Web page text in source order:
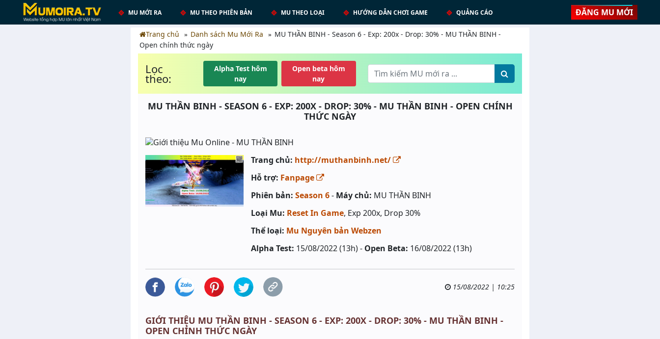
MU MỚI RA MU THEO PHIÊN BẢN MU THEO LOẠI HƯỚNG DẪN CHƠI GAME QUẢNG CÁO ĐĂNG MU MỚI
Trang chủ Danh sách Mu Mới Ra
MU THẦN BINH - Season 6 - Exp: 200x - Drop: 30% - MU THẦN BINH -
Open chính thức ngày
Lọc
theo:
Alpha Test hôm
nay
Open beta hôm
nay
MU THẦN BINH - SEASON 6 - EXP: 200X - DROP: 30% - MU THẦN BINH - OPEN CHÍNH
THỨC NGÀY
Trang chủ: http://muthanbinh.net/
Hỗ trợ: Fanpage
Phiên bản: Season 6- Máy chủ: MU THẦN BINH
Loại Mu: Reset In Game, Exp 200x, Drop 30%
Thể loại: Mu Nguyên bản Webzen
Alpha Test: 15/08/2022 (13h) - Open Beta: 16/08/2022 (13h)
15/08/2022 | 10:25
GIỚI THIỆU MU THẦN BINH - SEASON 6 - EXP: 200X - DROP: 30% - MU THẦN BINH -
OPEN CHÍNH THỨC NGÀY